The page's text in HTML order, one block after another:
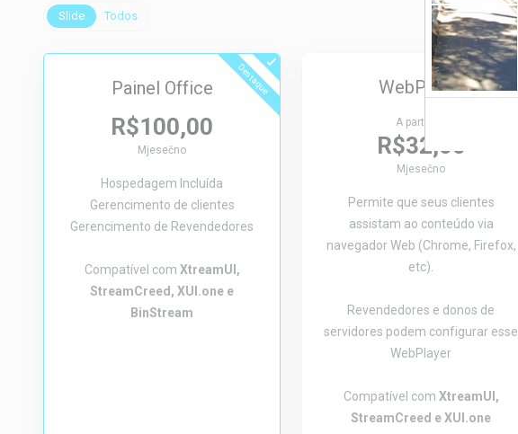
Slide Todos
Destaque
Painel Office
R$100,00
Mjesečno
Hospedagem Incluída
Gerencimento de clientes
Gerencimento de Revendedores
Compatível com XtreamUI,
StreamCreed, XUI.one e
BinStream
Destaque
WebPlayer
A partir de
R$32,00
Mjesečno
Permite que seus clientes
assistam ao conteúdo via
navegador Web (Chrome, Firefox,
etc).
Revendedores e donos de
servidores podem configurar esse
WebPlayer
Compatível com XtreamUI,
StreamCreed e XUI.one